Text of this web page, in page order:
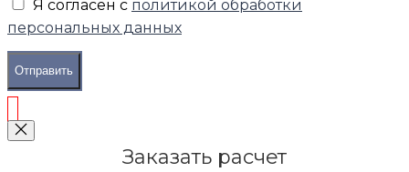
Я согласен с политикой обработки
персональных данных
Отправить
Заказать расчет